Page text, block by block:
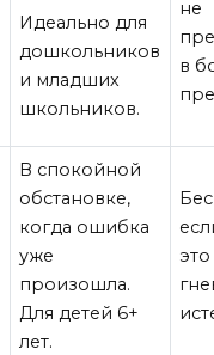
Идеально для
дошкольников
и младших
школьников.
не
в
В спокойной
обстановке,
когда ошибка
уже
произошла.
Для детей 6+
лет.